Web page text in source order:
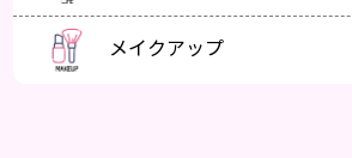
メイクアップ